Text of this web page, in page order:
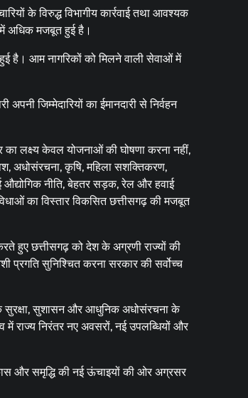
के विरुद्ध विभागीय कार्रवाई तथा आवश्यक
अधिक मजबूत हुई है।
है। आम नागरिकों को मिलने वाली सेवाओं में
जिम्मेदारियों का ईमानदारी से निर्वहन
लक्ष्य केवल योजनाओं की घोषणा करना नहीं,
अधोसंरचना, कृषि, महिला सशक्तिकरण,
औद्योगिक नीति, बेहतर सड़क, रेल और हवाई
का विस्तार विकसित छत्तीसगढ़ की मजबूत
हुए छत्तीसगढ़ को देश के अग्रणी राज्यों की
प्रगति सुनिश्चित करना सरकार की सर्वोच्च
सुरक्षा, सुशासन और आधुनिक अधोसंरचना के
राज्य निरंतर नए अवसरों, नई उपलब्धियों और
और समृद्धि की नई ऊंचाइयों की ओर अग्रसर